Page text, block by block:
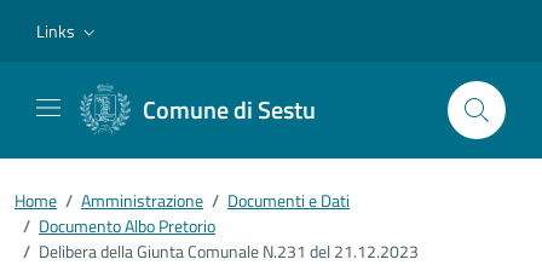
Links
Comune di Sestu
Home / Amministrazione / Documenti e Dati
/ Documento Albo Pretorio
/ Delibera della Giunta Comunale N.231 del 21.12.2023